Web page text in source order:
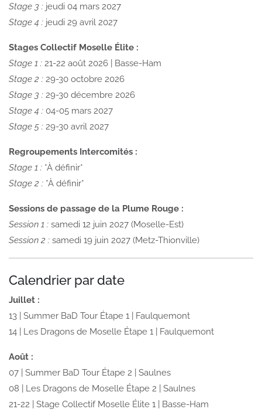
Stage 3 : jeudi 04 mars 2027
Stage 4 : jeudi 29 avril 2027
Stages Collectif Moselle Élite :
Stage 1 : 21-22 août 2026 | Basse-Ham
Stage 2 : 29-30 octobre 2026
Stage 3 : 29-30 décembre 2026
Stage 4 : 04-05 mars 2027
Stage 5 : 29-30 avril 2027
Regroupements Intercomités :
Stage 1 : *À définir*
Stage 2 : *À définir*
Sessions de passage de la Plume Rouge :
Session 1 : samedi 12 juin 2027 (Moselle-Est)
Session 2 : samedi 19 juin 2027 (Metz-Thionville)
Calendrier par date
Juillet :
13 | Summer BaD Tour Étape 1 | Faulquemont
14 | Les Dragons de Moselle Étape 1 | Faulquemont
Août :
07 | Summer BaD Tour Étape 2 | Saulnes
08 | Les Dragons de Moselle Étape 2 | Saulnes
21-22 | Stage Collectif Moselle Élite 1 | Basse-Ham